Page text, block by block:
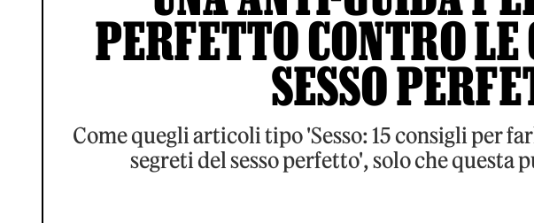
PERFETTO CONTRO
SESSO
Come quegli articoli tipo 'Sesso: 15 consigli per
segreti del sesso perfetto', solo che questa